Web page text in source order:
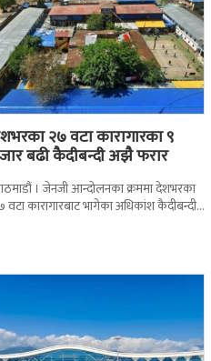
२७ वटा कारागारका ९
बढी कैदीबन्दी अझै फरार
। जेनजी आन्दोलनका क्रममा देशभरका
वटा कारागारबाट भागेका अधिकांश कैदीबन्दी